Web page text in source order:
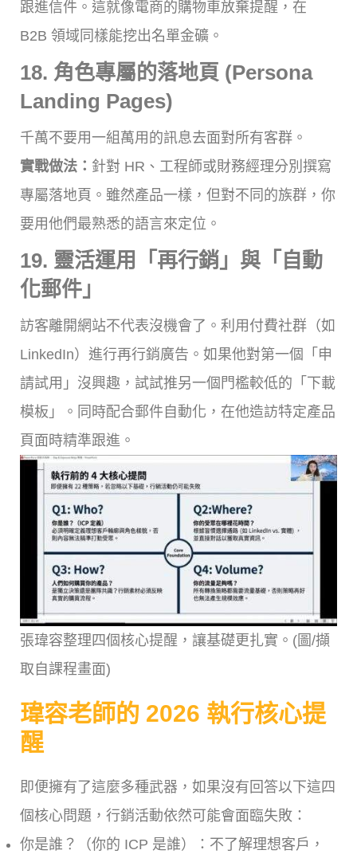
跟進信件。這就像電商的購物車放棄提醒，在
B2B 領域同樣能挖出名單金礦。
18. 角色專屬的落地頁 (Persona
Landing Pages)
千萬不要用一組萬用的訊息去面對所有客群。
實戰做法： 針對 HR、工程師或財務經理分別撰寫
專屬落地頁。雖然產品一樣，但對不同的族群，你
要用他們最熟悉的語言來定位。
19. 靈活運用「再行銷」與「自動
化郵件」
訪客離開網站不代表沒機會了。利用付費社群（如
LinkedIn）進行再行銷廣告。如果他對第一個「申
請試用」沒興趣，試試推另一個門檻較低的「下載
模板」。同時配合郵件自動化，在他造訪特定產品
頁面時精準跟進。
張瑋容整理四個核心提醒，讓基礎更扎實。(圖/擷
取自課程畫面)
瑋容老師的 2026 執行核心提
醒
即便擁有了這麼多種武器，如果沒有回答以下這四
個核心問題，行銷活動依然可能會面臨失敗：
你是誰？（你的 ICP 是誰）：不了解理想客戶，